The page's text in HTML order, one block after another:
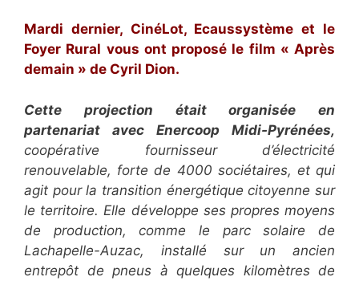
Mardi dernier, CinéLot, Ecaussystème et le
Foyer Rural vous ont proposé le film « Après
demain » de Cyril Dion.
Cette projection était organisée en
partenariat avec Enercoop Midi-Pyrénées,
coopérative fournisseur d’électricité
renouvelable, forte de 4000 sociétaires, et qui
agit pour la transition énergétique citoyenne sur
le territoire. Elle développe ses propres moyens
de production, comme le parc solaire de
Lachapelle-Auzac, installé sur un ancien
entrepôt de pneus à quelques kilomètres de